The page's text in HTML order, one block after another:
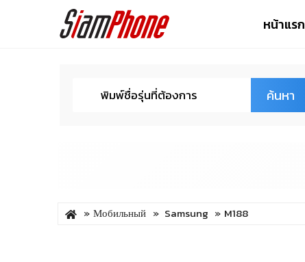
หน้าแรก
ค้นหา
Мобильный Samsung M188